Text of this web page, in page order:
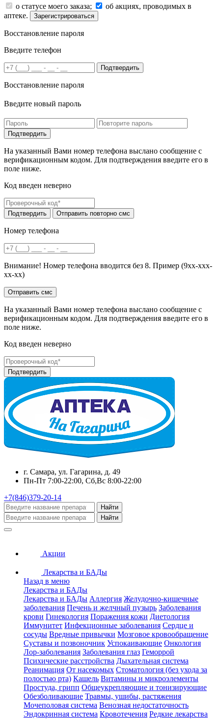
о статусе моего заказа;
об акциях, проводимых в
аптеке.
Зарегистрироваться
Восстановление пароля
Введите телефон
Подтвердить
Восстановление пароля
Введите новый пароль
На указанный Вами номер телефона выслано сообщение с
верификационным кодом. Для подтверждения введите его в
поле ниже.
Код введен неверно
Номер телефона
Внимание! Номер телефона вводится без 8. Пример (9хх-ххх-
хх-хх)
На указанный Вами номер телефона выслано сообщение с
верификационным кодом. Для подтверждения введите его в
поле ниже.
Код введен неверно
г. Самара, ул. Гагарина, д. 49
Пн-Пт 7:00-22:00, Сб,Вс 8:00-22:00
+7(846)379-20-14
Найти
Найти
Акции
Лекарства и БАДы
Назад в меню
Лекарства и БАДы
Лекарства и БАДы Аллергия Желудочно-кишечные
заболевания Печень и желчный пузырь Заболевания
крови Гинекология Поражения кожи Диетология
Иммунитет Инфекционные заболевания Сердце и
сосуды Вредные привычки Мозговое кровообращение
Суставы и позвоночник Успокаивающие Онкология
Лор-заболевания Заболевания глаз Геморрой
Психические расстройства Дыхательная система
Реанимация От насекомых Стоматология (без ухода за
полостью рта) Кашель Витамины и микроэлементы
Простуда, грипп Общеукрепляющие и тонизирующие
Обезболивающие Травмы, ушибы, растяжения
Мочеполовая система Венозная недостаточность
Эндокринная система Кровотечения Редкие лекарства